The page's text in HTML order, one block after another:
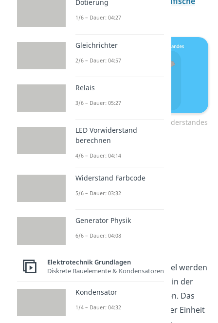
Widerstanddes Bauteils.
Geometrische Größe eines Widerstandes
Unabhängig von der Formel werden
in der Physik Widerstände in der
Einheit Ohm (
) angegeben. Das
Ohm ist eine Abkürzung der Einheit
Dotierung
1/6 – Dauer: 04:27
Gleichrichter
2/6 – Dauer: 04:57
Relais
3/6 – Dauer: 05:27
LED Vorwiderstand
berechnen
4/6 – Dauer: 04:14
Widerstand Farbcode
5/6 – Dauer: 03:32
Generator Physik
6/6 – Dauer: 04:08
Elektrotechnik Grundlagen
Diskrete Bauelemente & Kondensatoren
Kondensator
1/4 – Dauer: 04:32